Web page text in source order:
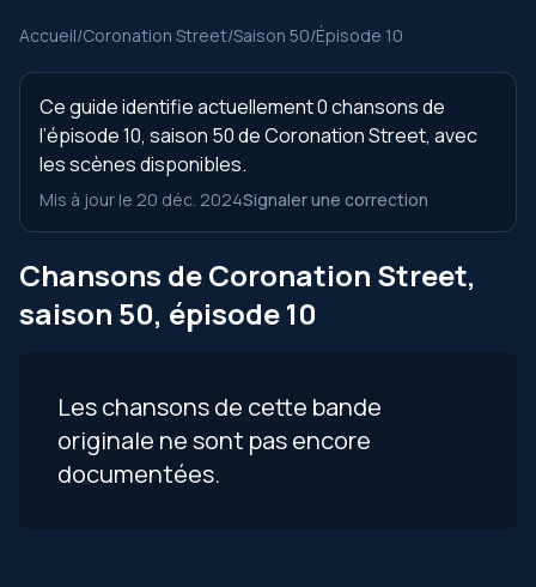
Accueil/Coronation Street/Saison 50/Épisode 10
Ce guide identifie actuellement 0 chansons de
l’épisode 10, saison 50 de Coronation Street, avec
les scènes disponibles.
Mis à jour le 20 déc. 2024Signaler une correction
Chansons de Coronation Street,
saison 50, épisode 10
Les chansons de cette bande
originale ne sont pas encore
documentées.